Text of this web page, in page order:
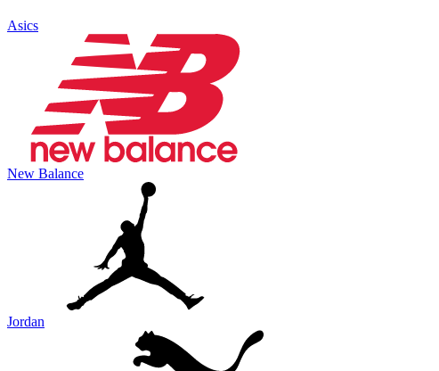
Asics
New Balance
Jordan